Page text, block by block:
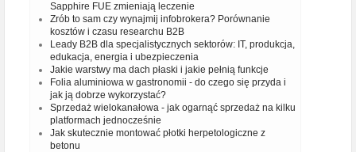
Sapphire FUE zmieniają leczenie
Zrób to sam czy wynajmij infobrokera? Porównanie
kosztów i czasu researchu B2B
Leady B2B dla specjalistycznych sektorów: IT, produkcja,
edukacja, energia i ubezpieczenia
Jakie warstwy ma dach płaski i jakie pełnią funkcje
Folia aluminiowa w gastronomii - do czego się przyda i
jak ją dobrze wykorzystać?
Sprzedaż wielokanałowa - jak ogarnąć sprzedaż na kilku
platformach jednocześnie
Jak skutecznie montować płotki herpetologiczne z
betonu